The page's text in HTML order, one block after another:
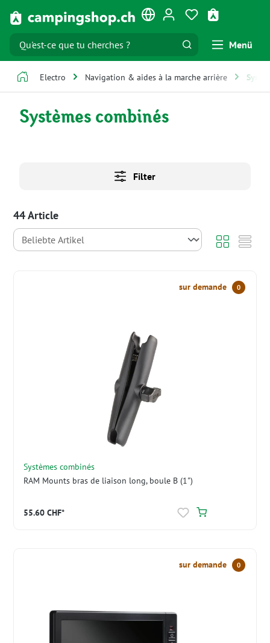
Passer au contenu principal Vous avez 0
Menü
Electro Navigation & aides à la marche arrière
Systèmes combinés
Filter
44 Article
sur demande 0
Systèmes combinés
RAM Mounts bras de liaison long, boule B (1")
55.60 CHF*
sur demande 0